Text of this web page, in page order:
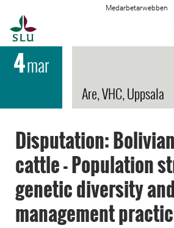
Medarbetarwebben
4mar
Are, VHC, Uppsala
Disputation:
cattle - Population
genetic diversity
management